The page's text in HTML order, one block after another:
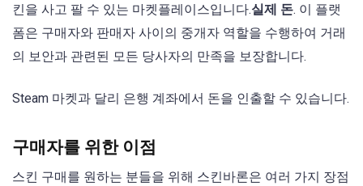
킨을 사고 팔 수 있는 마켓플레이스입니다.실제 돈. 이 플랫
폼은 구매자와 판매자 사이의 중개자 역할을 수행하여 거래
의 보안과 관련된 모든 당사자의 만족을 보장합니다.
Steam 마켓과 달리 은행 계좌에서 돈을 인출할 수 있습니다.
구매자를 위한 이점
스킨 구매를 원하는 분들을 위해 스킨바론은 여러 가지 장점